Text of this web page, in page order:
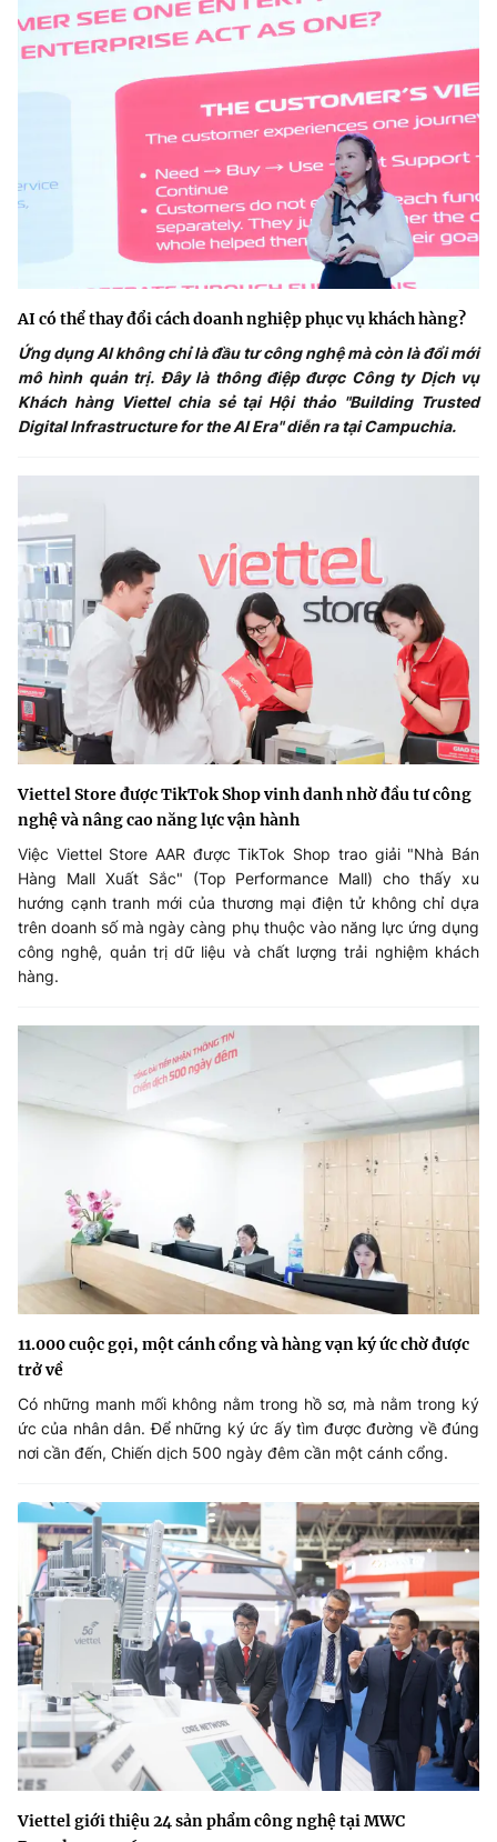
AI có thể thay đổi cách doanh nghiệp phục vụ khách hàng?
Ứng dụng AI không chỉ là đầu tư công nghệ mà còn là đổi mới
mô hình quản trị. Đây là thông điệp được Công ty Dịch vụ
Khách hàng Viettel chia sẻ tại Hội thảo "Building Trusted
Digital Infrastructure for the AI Era" diễn ra tại Campuchia.
Viettel Store được TikTok Shop vinh danh nhờ đầu tư công
nghệ và nâng cao năng lực vận hành
Việc Viettel Store AAR được TikTok Shop trao giải "Nhà Bán
Hàng Mall Xuất Sắc" (Top Performance Mall) cho thấy xu
hướng cạnh tranh mới của thương mại điện tử không chỉ dựa
trên doanh số mà ngày càng phụ thuộc vào năng lực ứng dụng
công nghệ, quản trị dữ liệu và chất lượng trải nghiệm khách
hàng.
11.000 cuộc gọi, một cánh cổng và hàng vạn ký ức chờ được
trở về
Có những manh mối không nằm trong hồ sơ, mà nằm trong ký
ức của nhân dân. Để những ký ức ấy tìm được đường về đúng
nơi cần đến, Chiến dịch 500 ngày đêm cần một cánh cổng.
Viettel giới thiệu 24 sản phẩm công nghệ tại MWC